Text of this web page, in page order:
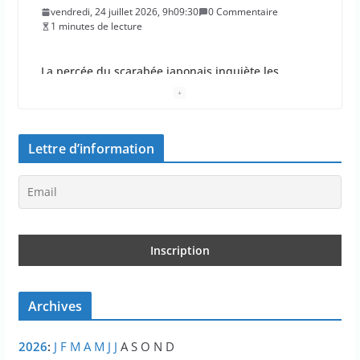
vendredi, 24 juillet 2026, 9h09:30
0 Commentaire
1 minutes de lecture
La percée du scarabée japonais inquiète les
hectares en France
jeudi, 23 juillet 2026, 10h10:30
0 Commentaire
Les députés approuvent les viols en série sur les
jeudi, 23 juillet 2026, 9h09:08
2 minutes de lecture
Lettre d’information
Archives
2026: J F M A M J J A S O N D